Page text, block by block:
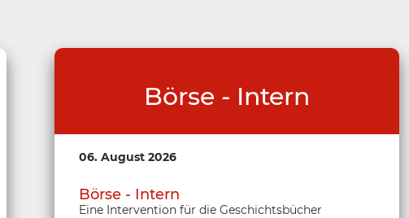
Börse - Intern
06. August 2026
Börse - Intern
Eine Intervention für die Geschichtsbücher